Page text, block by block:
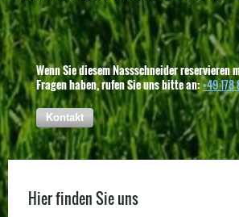
Wenn Sie diesem Nassschneider reservieren
Fragen haben, rufen Sie uns bitte an:+49
Kontakt
Hier finden Sie uns